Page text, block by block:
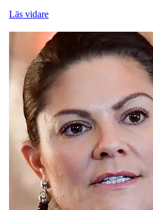
Läs vidare